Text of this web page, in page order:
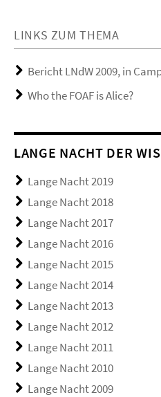
LINKS ZUM THEMA
Bericht LNdW 2009, in
Who the FOAF is Alice?
LANGE NACHT DER
Lange Nacht 2019
Lange Nacht 2018
Lange Nacht 2017
Lange Nacht 2016
Lange Nacht 2015
Lange Nacht 2014
Lange Nacht 2013
Lange Nacht 2012
Lange Nacht 2011
Lange Nacht 2010
Lange Nacht 2009